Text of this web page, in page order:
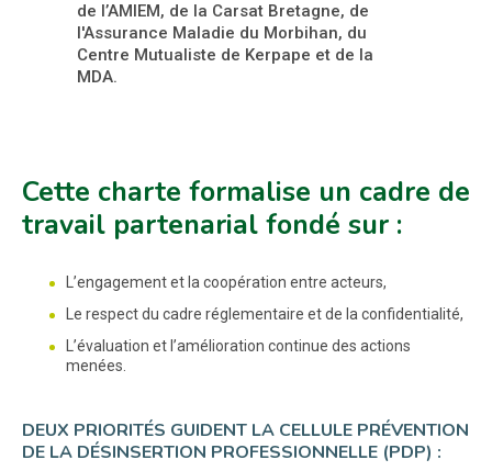
de l’AMIEM, de la Carsat Bretagne, de
l'Assurance Maladie du Morbihan, du
Centre Mutualiste de Kerpape et de la
MDA.
Cette charte formalise un cadre de
travail partenarial fondé sur :
L’engagement et la coopération entre acteurs,
Le respect du cadre réglementaire et de la confidentialité,
L’évaluation et l’amélioration continue des actions
menées.
DEUX PRIORITÉS GUIDENT LA CELLULE PRÉVENTION
DE LA DÉSINSERTION PROFESSIONNELLE (PDP) :